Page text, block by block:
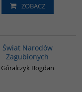
ZOBACZ
Świat Narodów
Zagubionych
Góralczyk Bogdan